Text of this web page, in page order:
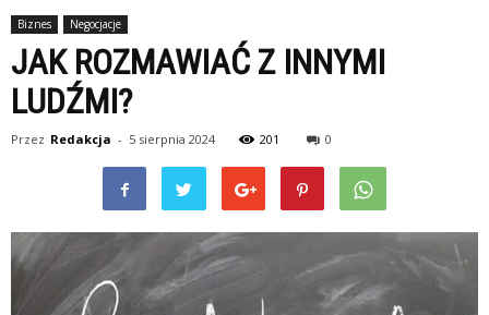
Biznes Negocjacje
JAK ROZMAWIAĆ Z INNYMI
LUDŹMI?
Przez Redakcja - 5 sierpnia 2024 201 0